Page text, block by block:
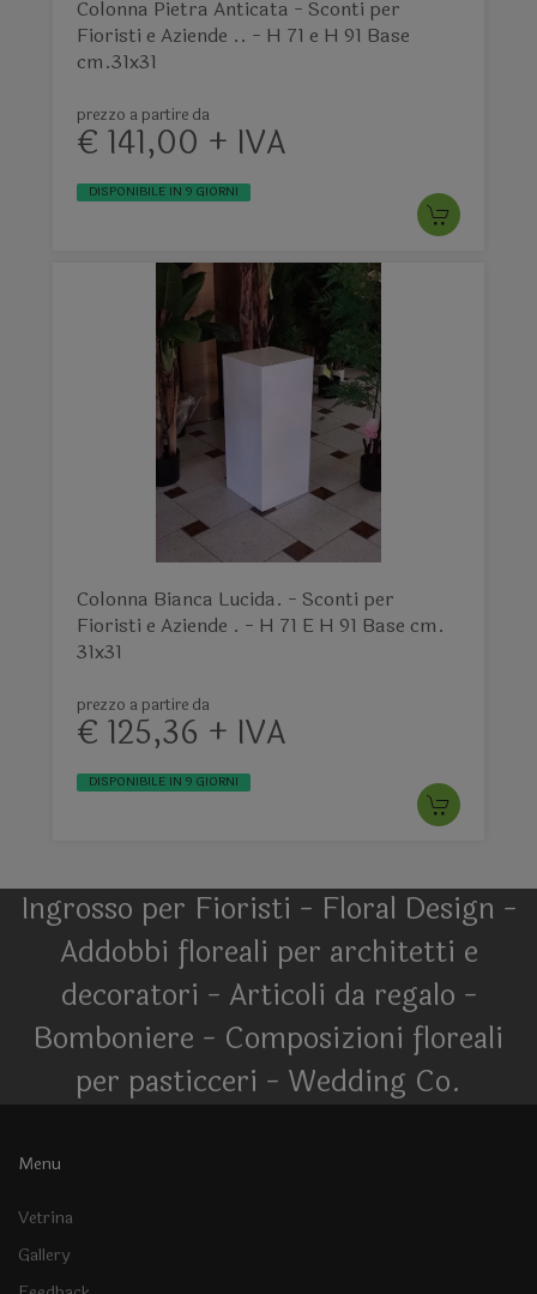
Colonna Pietra Anticata - Sconti per
Fioristi e Aziende .. - H 71 e H 91 Base
cm.31x31
prezzo a partire da
€ 141,00 + IVA
DISPONIBILE IN 9 GIORNI
Colonna Bianca Lucida. - Sconti per
Fioristi e Aziende . - H 71 E H 91 Base cm.
31x31
prezzo a partire da
€ 125,36 + IVA
DISPONIBILE IN 9 GIORNI
Ingrosso per Fioristi - Floral Design -
Addobbi floreali per architetti e
decoratori - Articoli da regalo -
Bomboniere - Composizioni floreali
per pasticceri - Wedding Co.
Menu
Vetrina
Gallery